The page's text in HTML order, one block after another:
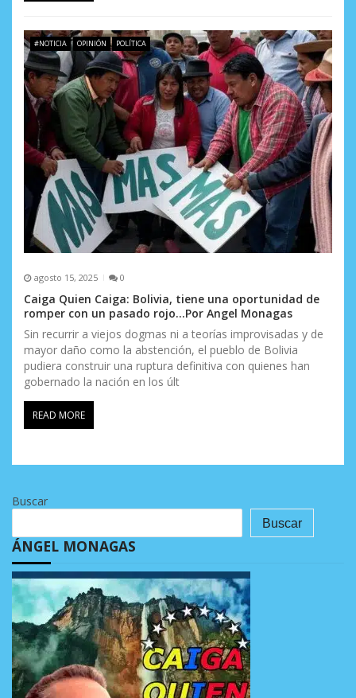
#NOTICIA OPINIÓN POLÍTICA
agosto 15, 2025 0
Caiga Quien Caiga: Bolivia, tiene una oportunidad de
romper con un pasado rojo…Por Angel Monagas
Sin recurrir a viejos dogmas ni a teorías improvisadas y de
mayor daño como la abstención, el pueblo de Bolivia
pudiera construir una ruptura definitiva con quienes han
gobernado la nación en los últ
READ MORE
Buscar
Buscar
ÁNGEL MONAGAS